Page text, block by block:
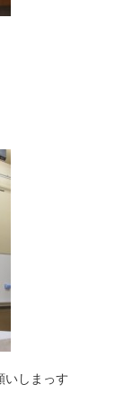
いしまっす